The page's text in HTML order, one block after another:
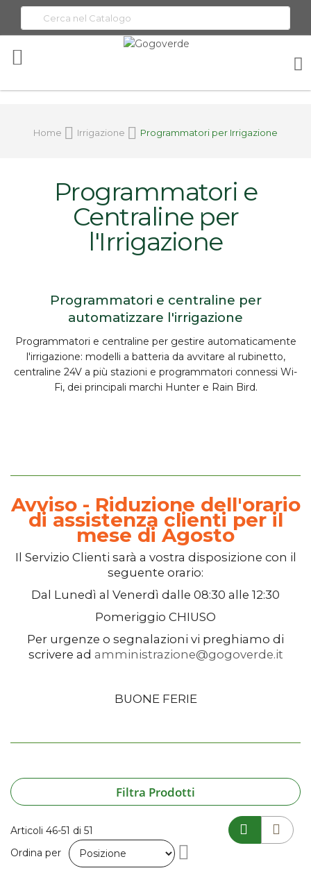
Home Irrigazione Programmatori per Irrigazione
Programmatori e
Centraline per
l'Irrigazione
Programmatori e centraline per
automatizzare l'irrigazione
Programmatori e centraline per gestire automaticamente
l'irrigazione: modelli a batteria da avvitare al rubinetto,
centraline 24V a più stazioni e programmatori connessi Wi-
Fi, dei principali marchi Hunter e Rain Bird.
Avviso - Riduzione dell'orario
di assistenza clienti per il
mese di Agosto
Il Servizio Clienti sarà a vostra disposizione con il
seguente orario:
Dal Lunedì al Venerdì dalle 08:30 alle 12:30
Pomeriggio CHIUSO
Per urgenze o segnalazioni vi preghiamo di
scrivere ad amministrazione@gogoverde.it
BUONE FERIE
Filtra Prodotti
Articoli 46-51 di 51
Ordina per